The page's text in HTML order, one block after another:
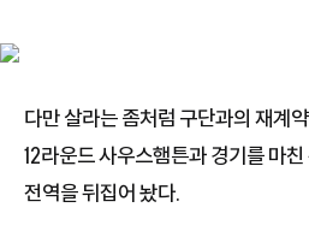
다만 살라는 좀처럼 구단과의 재계
12라운드 사우스햄튼과 경기를 마
전역을 뒤집어 놨다.